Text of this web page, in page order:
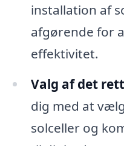
installation af
afgørende for
effektivitet.
Valg af det
dig med at
solceller og